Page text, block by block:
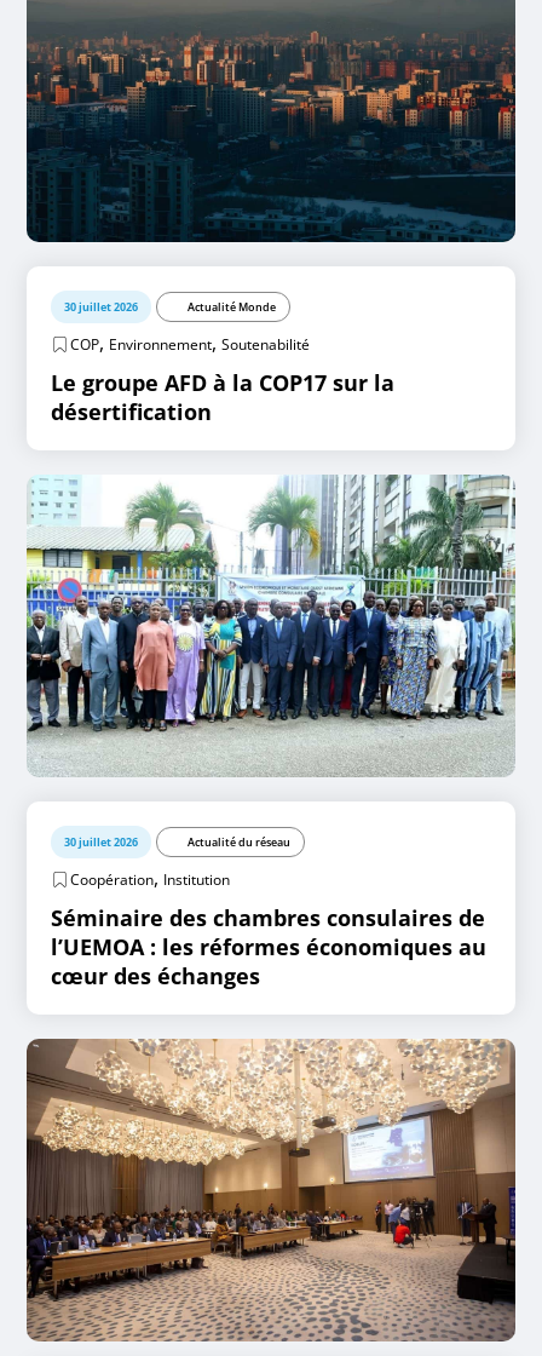
30 juillet 2026 Actualité Monde
COP, Environnement,Soutenabilité
Le groupe AFD à la COP17 sur la
désertification
30 juillet 2026 Actualité du réseau
Coopération, Institution
Séminaire des chambres consulaires de
l’UEMOA : les réformes économiques au
cœur des échanges